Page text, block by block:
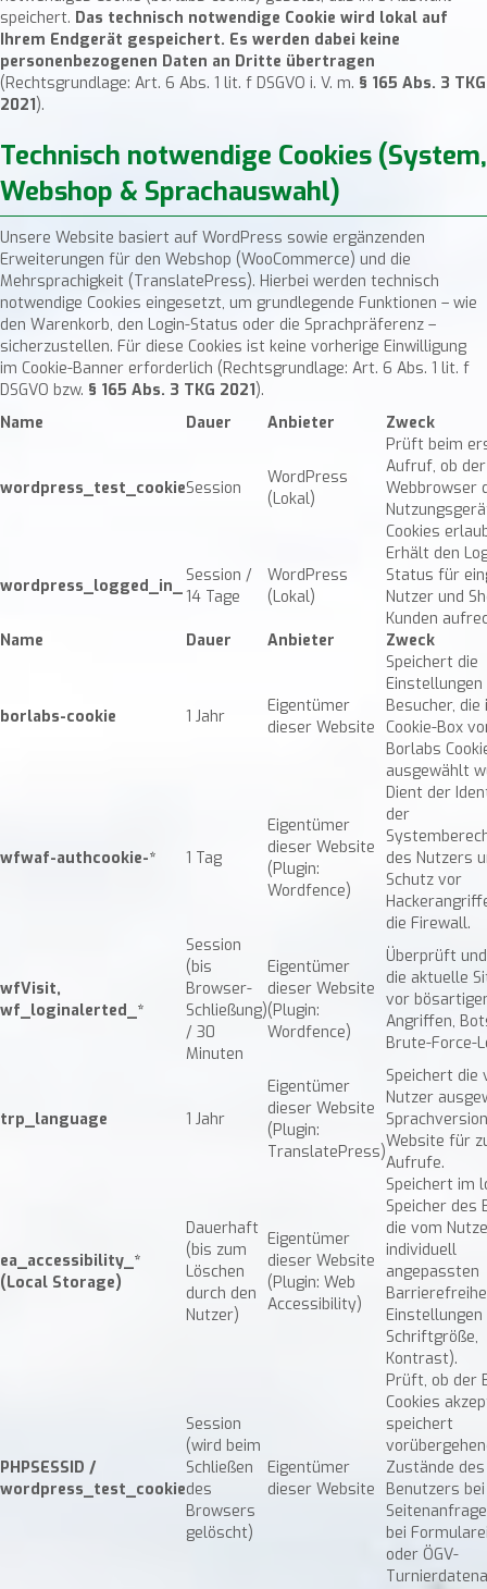
speichert. Das technisch notwendige Cookie wird lokal auf
Ihrem Endgerät gespeichert. Es werden dabei keine
personenbezogenen Daten an Dritte übertragen
(Rechtsgrundlage: Art. 6 Abs. 1 lit. f DSGVO i. V. m. § 165 Abs. 3 TKG
2021).
Technisch notwendige Cookies (System,
Webshop & Sprachauswahl)
Unsere Website basiert auf WordPress sowie ergänzenden
Erweiterungen für den Webshop (WooCommerce) und die
Mehrsprachigkeit (TranslatePress). Hierbei werden technisch
notwendige Cookies eingesetzt, um grundlegende Funktionen – wie
den Warenkorb, den Login-Status oder die Sprachpräferenz –
sicherzustellen. Für diese Cookies ist keine vorherige Einwilligung
im Cookie-Banner erforderlich (Rechtsgrundlage: Art. 6 Abs. 1 lit. f
DSGVO bzw. § 165 Abs. 3 TKG 2021).
Name
Dauer Anbieter Zweck
wordpress_test_cookieSession
WordPress
(Lokal)
Prüft beim
Aufruf, ob der
Webbrowser
Cookies
wordpress_logged_in_
Session /
14 Tage
WordPress
(Lokal)
Erhält den
Status für
Nutzer und
Kunden
Name
Dauer Anbieter Zweck
borlabs-cookie 1 Jahr
Eigentümer
dieser Website
Speichert die
Besucher, die
Cookie-Box
Borlabs
ausgewählt
wfwaf-authcookie-* 1 Tag
Eigentümer
dieser Website
(Plugin:
Wordfence)
Dient der
der
des Nutzers
Schutz vor
die Firewall.
wfVisit,
wf_loginalerted_*
Session
(bis
Browser-
Schließung)
/ 30
Minuten
Eigentümer
dieser Website
(Plugin:
Wordfence)
Überprüft
die aktuelle
vor
Angriffen,
Brute-Force-
trp_language 1 Jahr
Eigentümer
dieser Website
(Plugin:
TranslatePress)
Speichert die
Nutzer
Website für
Aufrufe.
ea_accessibility_*
(Local Storage)
Dauerhaft
(bis zum
Löschen
durch den
Nutzer)
Eigentümer
dieser Website
(Plugin: Web
Accessibility)
Speichert im
Speicher des
die vom
individuell
angepassten
Einstellungen
Schriftgröße,
Kontrast).
PHPSESSID /
wordpress_test_cookie
Session
(wird beim
Schließen
des
Browsers
gelöscht)
Eigentümer
dieser Website
Prüft, ob der
Cookies
speichert
Zustände des
Benutzers bei
bei
oder ÖGV-